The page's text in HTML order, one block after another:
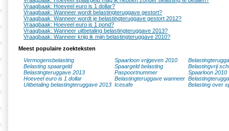
Vraagbaak: Hoeveel euro is 1 dollar?
Vraagbaak: Wanneer wordt belastingteruggave gestort?
Vraagbaak: Wanneer wordt je belastingteruggave gestort 2012?
Vraagbaak: Hoeveel euro is 1 pond?
Vraagbaak: Wanneer uitbetaling belastingteruggave 2013?
Vraagbaak: Wanneer krijg ik mijn belastingteruggave 2010?
Meest populaire zoekteksten
Vermogensbelasting
Spaarloon vrijgeven 2010
Belasting spaargeld
Spaargeld belasting
Belastingvrij
Belastingteruggave 2013
Paspoortnummer
Spaarloon 2010
Hoeveel euro is 1 dollar
Belastingteruggave wanneer
Uitbetaling belastingteruggave 2013 Icesafe Belasting over